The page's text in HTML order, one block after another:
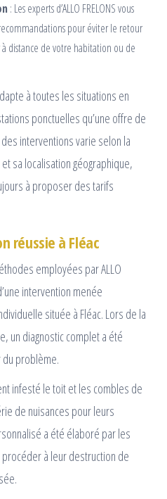
: Les experts d’ALLO FRELONS vous
pour éviter le retour
distance de votre habitation ou de
à toutes les situations en
ponctuelles qu’une offre de
interventions varie selon la
sa localisation géographique,
à proposer des tarifs
réussie à Fléac
employées par ALLO
intervention menée
située à Fléac. Lors de la
un diagnostic complet a été
du problème.
infesté le toit et les combles de
de nuisances pour leurs
a été élaboré par les
procéder à leur destruction de